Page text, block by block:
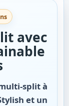
avec
split à
et un